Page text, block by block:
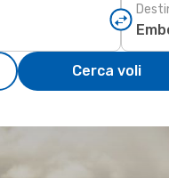
Cerca voli